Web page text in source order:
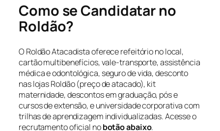
Como se Candidatar no
Roldão?
O Roldão Atacadista oferece refeitório no local,
cartão multibenefícios, vale-transporte, assistência
médica e odontológica, seguro de vida, desconto
nas lojas Roldão (preço de atacado), kit
maternidade, descontos em graduação, pós e
cursos de extensão, e universidade corporativa com
trilhas de aprendizagem individualizadas. Acesse o
recrutamento oficial nobotão abaixo.